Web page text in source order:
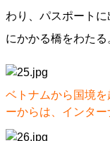
わり、パスポート
にかかる橋をわたる
ベトナムから国境
ーからは、インタ